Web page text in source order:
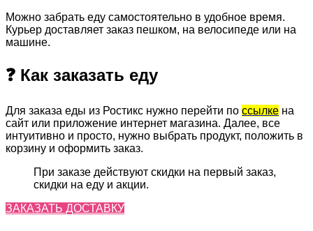
Можно забрать еду самостоятельно в удобное время.
Курьер доставляет заказ пешком, на велосипеде или на
машине.
❓ Как заказать еду
Для заказа еды из Ростикс нужно перейти по ссылке на
сайт или приложение интернет магазина. Далее, все
интуитивно и просто, нужно выбрать продукт, положить в
корзину и оформить заказ.
При заказе действуют скидки на первый заказ,
скидки на еду и акции.
ЗАКАЗАТЬ ДОСТАВКУ